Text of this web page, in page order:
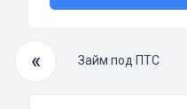
«
займ Займ под ПТС